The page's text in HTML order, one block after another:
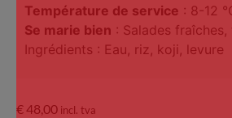
Température de service : 8-12
Se marie bien : Salades fraîches,
Ingrédients : Eau, riz, koji, levure
€48,00 incl. tva